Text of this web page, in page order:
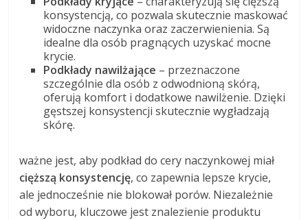
konsystencją, co pozwala skutecznie maskować
widoczne naczynka oraz zaczerwienienia. Są
idealne dla osób pragnących uzyskać mocne
krycie.
Podkłady nawilżające – przeznaczone
szczególnie dla osób z odwodnioną skórą,
oferują komfort i dodatkowe nawilżenie. Dzięki
gęstszej konsystencji skutecznie wygładzają
skórę.
ważne jest, aby podkład do cery naczynkowej miał
cięższą konsystencję, co zapewnia lepsze krycie,
ale jednocześnie nie blokował porów. Niezależnie
od wyboru, kluczowe jest znalezienie produktu